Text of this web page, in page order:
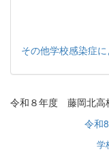
その他学校感染症
令和８年度 藤岡北高
令和
学